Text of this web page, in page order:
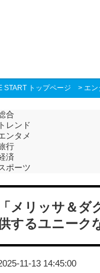
START トップページ > エン
合
トレンド
ンタメ
行
済
ポーツ
「メリッサ＆
するユニーク
11-13 14:45:00